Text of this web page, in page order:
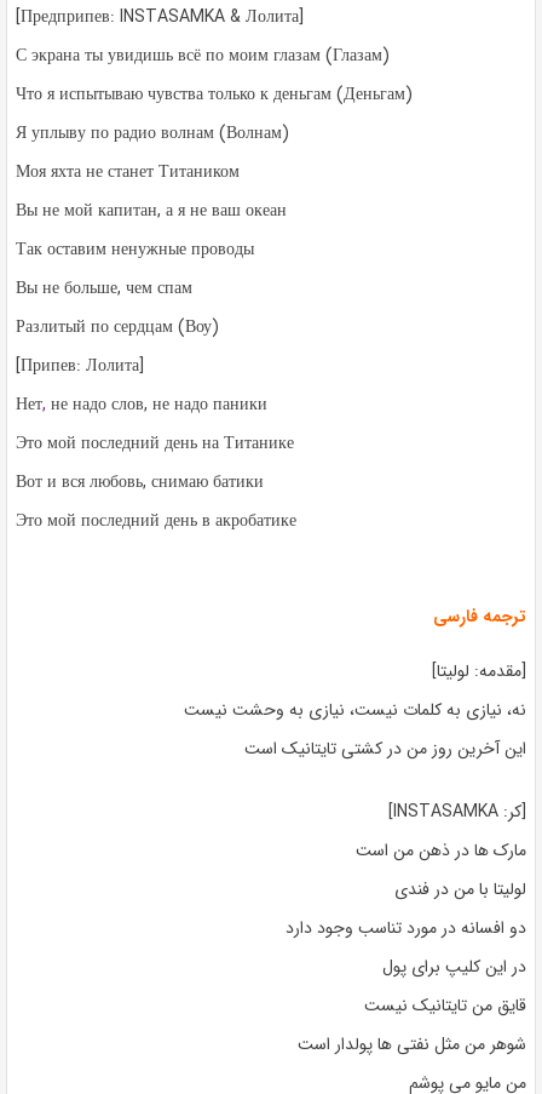
[Предприпев: INSTASAMKA & Лолита]
С экрана ты увидишь всё по моим глазам (Глазам)
Что я испытываю чувства только к деньгам (Деньгам)
Я уплыву по радио волнам (Волнам)
Моя яхта не станет Титаником
Вы не мой капитан, а я не ваш океан
Так оставим ненужные проводы
Вы не больше, чем спам
Разлитый по сердцам (Воу)
[Припев: Лолита]
Нет, не надо слов, не надо паники
Это мой последний день на Титанике
Вот и вся любовь, снимаю батики
Это мой последний день в акробатике
ترجمه فارسی
[مقدمه: لولیتا]
نه، نیازی به کلمات نیست، نیازی به وحشت نیست
این آخرین روز من در کشتی تایتانیک است
[کر: INSTASAMKA]
مارک ها در ذهن من است
لولیتا با من در فندی
دو افسانه در مورد تناسب وجود دارد
در این کلیپ برای پول
قایق من تایتانیک نیست
شوهر من مثل نفتی ها پولدار است
من مایو می پوشم